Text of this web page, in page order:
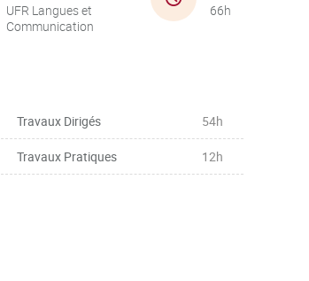
UFR Langues et
Communication
66h
Travaux Dirigés 54h
Travaux Pratiques 12h